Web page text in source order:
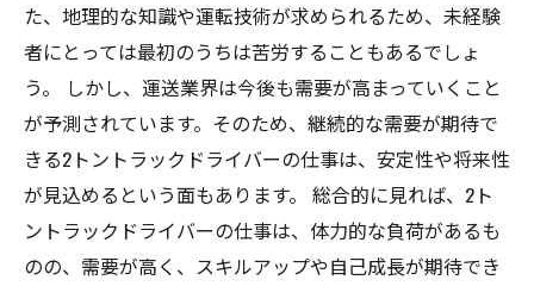
た、地理的な知識や運転技術が求められるため、未経験
者にとっては最初のうちは苦労することもあるでしょ
う。 しかし、運送業界は今後も需要が高まっていくこと
が予測されています。そのため、継続的な需要が期待で
きる2トントラックドライバーの仕事は、安定性や将来性
が見込めるという面もあります。 総合的に見れば、2ト
ントラックドライバーの仕事は、体力的な負荷があるも
のの、需要が高く、スキルアップや自己成長が期待でき